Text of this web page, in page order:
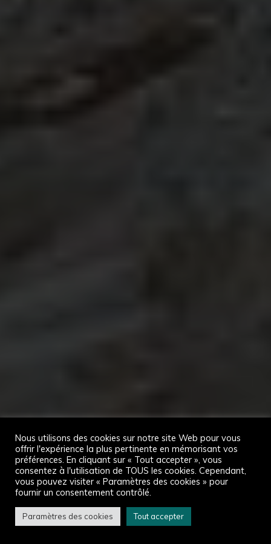
AccueilAtouvents en images
Nous utilisons des cookies sur notre site Web pour vous
offrir l'expérience la plus pertinente en mémorisant vos
préférences. En cliquant sur « Tout accepter », vous
consentez à l'utilisation de TOUS les cookies. Cependant,
vous pouvez visiter « Paramètres des cookies » pour
fournir un consentement contrôlé.
Paramètres des cookies Tout accepter